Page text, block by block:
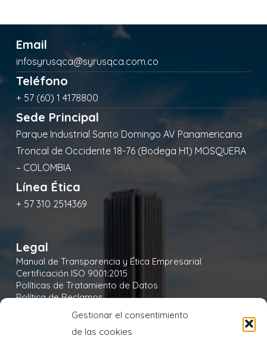
Gestionar el consentimiento
de las cookies
Email
infosyrusqca@syrusqca.com.co
Teléfono
+ 57 (60) 1 4178800
Sede Principal
Parque Industrial Santo Domingo AV Panamericana
Troncal de Occidente 18-76 (Bodega H1) MOSQUERA
– COLOMBIA
Línea Ética
+ 57 310 2514369
Legal
Manual de Transparencia y Ética Empresarial
Certificación ISO 9001:2015
Políticas de Tratamiento de Datos
Política de Reclamos
Política de Seguridad y Salud en el Trabajo
Política Integral y de Gestión de la Seguridad
Política Ambiental